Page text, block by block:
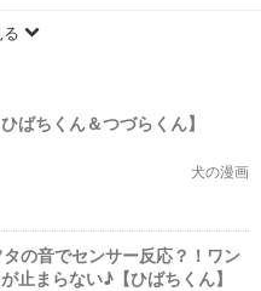
ばちくん＆つづらくん】
犬の漫画
タの音でセンサー反応？！ワン
止まらない♪【ひばちくん】